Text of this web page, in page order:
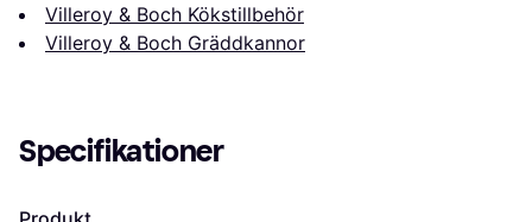
Villeroy & Boch Kökstillbehör
Villeroy & Boch Gräddkannor
Specifikationer